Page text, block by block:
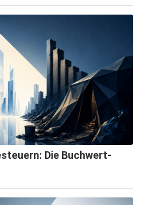
Die Buchwert-